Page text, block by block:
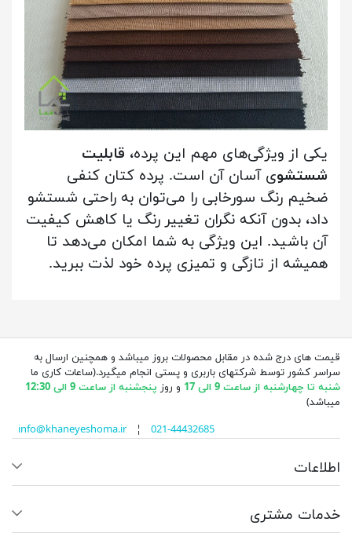
یکی از ویژگی‌های مهم این پرده، قابلیت
شستشوی آسان آن است. پرده کتان کنفی
ضخیم رنگ سورخابی را می‌توان به راحتی شستشو
داد، بدون آنکه نگران تغییر رنگ یا کاهش کیفیت
آن باشید. این ویژگی به شما امکان می‌دهد تا
همیشه از تازگی و تمیزی پرده خود لذت ببرید.
قیمت های درج شده در مقابل محصولات بروز میباشد و همچنین ارسال به
سراسر کشور توسط شرکتهای باربری و پستی انجام میگیرد.(ساعات کاری ما
شنبه تا چهارشنبه از ساعت 9 الی 17
و روز پنجشنبه از ساعت 9 الی 12:30
میباشد)
info@khaneyeshoma.ir¦ 021-44432685
اطلاعات
خدمات مشتری